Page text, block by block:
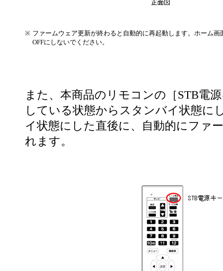
※ ファームウェア更新が終わると自動的に再起動します。ホーム
OFFにしないでください。
また、本商品のリモコンの［STB電
している状態からスタンバイ状態に
イ状態にした直後に、自動的にファ
れます。